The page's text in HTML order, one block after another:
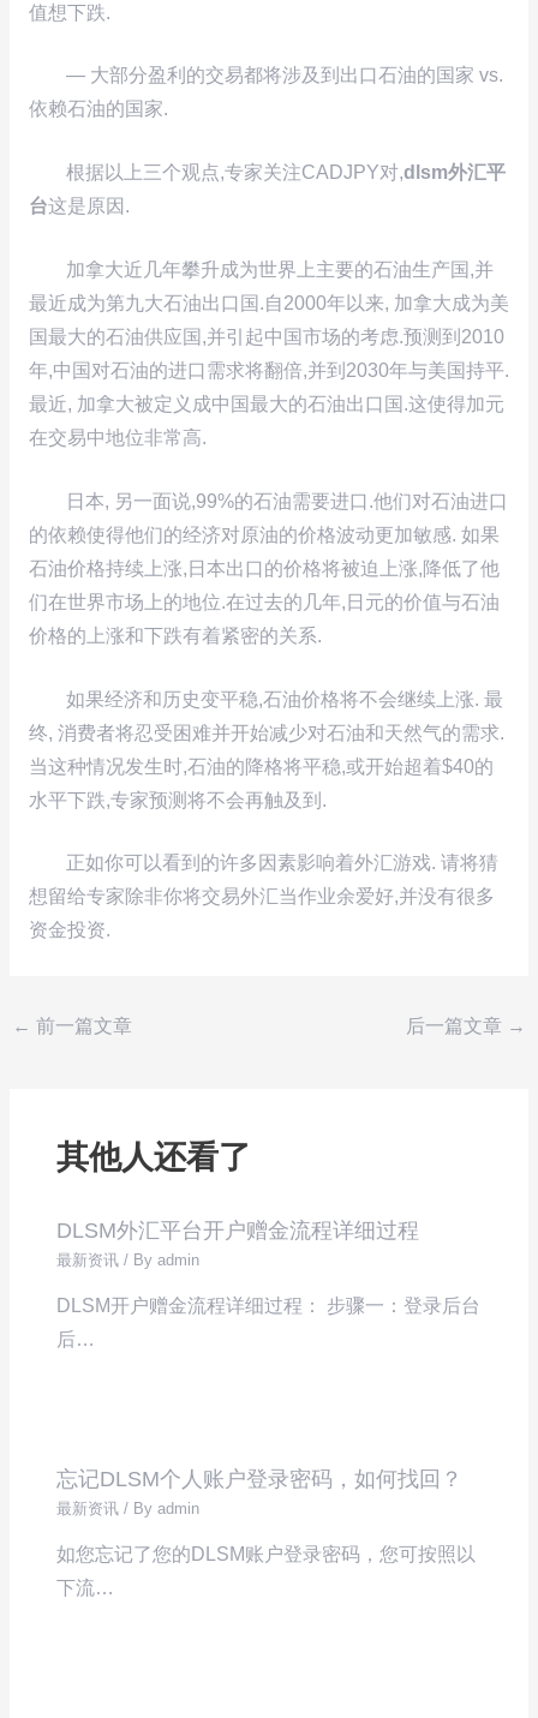
值想下跌.
— 大部分盈利的交易都将涉及到出口石油的国家 vs.
依赖石油的国家.
根据以上三个观点,专家关注CADJPY对,dlsm外汇平
台这是原因.
加拿大近几年攀升成为世界上主要的石油生产国,并
最近成为第九大石油出口国.自2000年以来, 加拿大成为美
国最大的石油供应国,并引起中国市场的考虑.预测到2010
年,中国对石油的进口需求将翻倍,并到2030年与美国持平.
最近, 加拿大被定义成中国最大的石油出口国.这使得加元
在交易中地位非常高.
日本, 另一面说,99%的石油需要进口.他们对石油进口
的依赖使得他们的经济对原油的价格波动更加敏感. 如果
石油价格持续上涨,日本出口的价格将被迫上涨,降低了他
们在世界市场上的地位.在过去的几年,日元的价值与石油
价格的上涨和下跌有着紧密的关系.
如果经济和历史变平稳,石油价格将不会继续上涨. 最
终, 消费者将忍受困难并开始减少对石油和天然气的需求.
当这种情况发生时,石油的降格将平稳,或开始超着$40的
水平下跌,专家预测将不会再触及到.
正如你可以看到的许多因素影响着外汇游戏. 请将猜
想留给专家除非你将交易外汇当作业余爱好,并没有很多
资金投资.
← 前一篇文章 后一篇文章 →
其他人还看了
DLSM外汇平台开户赠金流程详细过程
最新资讯 / Byadmin
DLSM开户赠金流程详细过程： 步骤一：登录后台
后…
忘记DLSM个人账户登录密码，如何找回？
最新资讯 / Byadmin
如您忘记了您的DLSM账户登录密码，您可按照以
下流…